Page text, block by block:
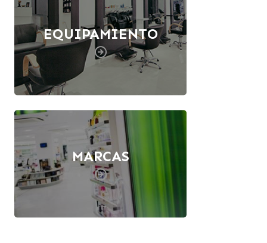
EQUIPAMIENTO
MARCAS